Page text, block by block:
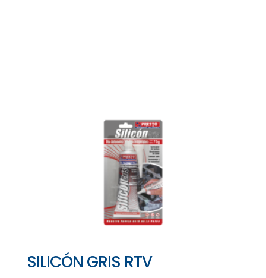
SILICÓN GRIS RTV